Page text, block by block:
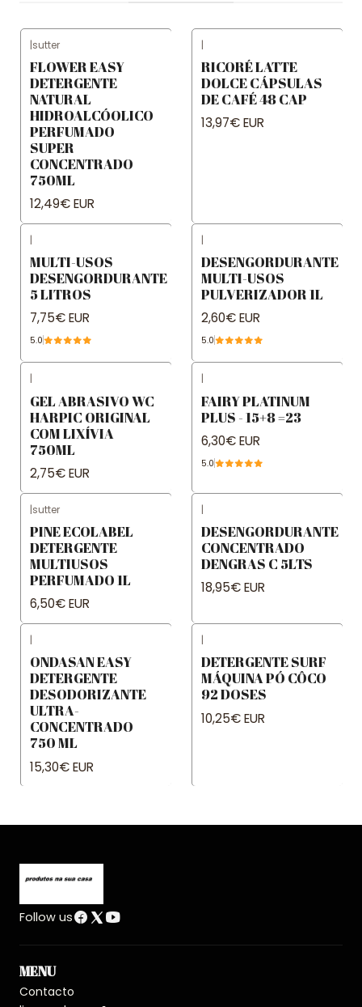
|sutter
FLOWER EASY
DETERGENTE
NATURAL
HIDROALCÓOLICO
PERFUMADO
SUPER
CONCENTRADO
750ML
12,49€ EUR
|
RICORÉ LATTE
DOLCE CÁPSULAS
DE CAFÉ 48 CAP
13,97€ EUR
|
MULTI-USOS
DESENGORDURANTE
5 LITROS
7,75€ EUR
5.0
|
DESENGORDURANTE
MULTI-USOS
PULVERIZADOR 1L
2,60€ EUR
5.0
|
GEL ABRASIVO WC
HARPIC ORIGINAL
COM LIXÍVIA
750ML
2,75€ EUR
|
FAIRY PLATINUM
PLUS - 15+8 =23
6,30€ EUR
5.0
|sutter
PINE ECOLABEL
DETERGENTE
MULTIUSOS
PERFUMADO 1L
6,50€ EUR
|
DESENGORDURANTE
CONCENTRADO
DENGRAS C 5LTS
18,95€ EUR
|
ONDASAN EASY
DETERGENTE
DESODORIZANTE
ULTRA-
CONCENTRADO
750 ML
15,30€ EUR
|
DETERGENTE SURF
MÁQUINA PÓ CÔCO
92 DOSES
10,25€ EUR
Follow us
MENU
Contacto